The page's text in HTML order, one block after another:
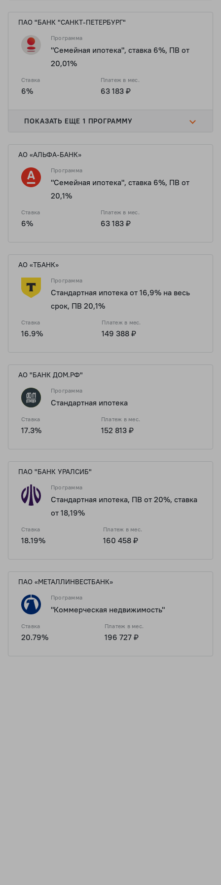
ПАО "БАНК "САНКТ-ПЕТЕРБУРГ"
Программа
"Семейная ипотека", ставка 6%, ПВ от
20,01%
Ставка
6%
Платеж в мес.
63 183 ₽
ПОКАЗАТЬ ЕЩЕ 1 ПРОГРАММУ
АО «АЛЬФА-БАНК»
Программа
"Семейная ипотека", ставка 6%, ПВ от
20,1%
Ставка
6%
Платеж в мес.
63 183 ₽
АО «ТБАНК»
Программа
Стандартная ипотека от 16,9% на весь
срок, ПВ 20,1%
Ставка
16.9%
Платеж в мес.
149 388 ₽
АО "БАНК ДОМ.РФ"
Программа
Стандартная ипотека
Ставка
17.3%
Платеж в мес.
152 813 ₽
ПАО "БАНК УРАЛСИБ"
Программа
Стандартная ипотека, ПВ от 20%, ставка
от 18,19%
Ставка
18.19%
Платеж в мес.
160 458 ₽
ПАО «МЕТАЛЛИНВЕСТБАНК»
Программа
"Коммерческая недвижимость"
Ставка
20.79%
Платеж в мес.
196 727 ₽